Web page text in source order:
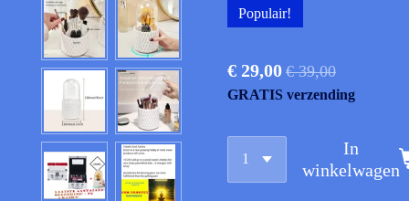
Populair!
€ 29,00 € 39,00
GRATIS verzending
In
winkelwagen